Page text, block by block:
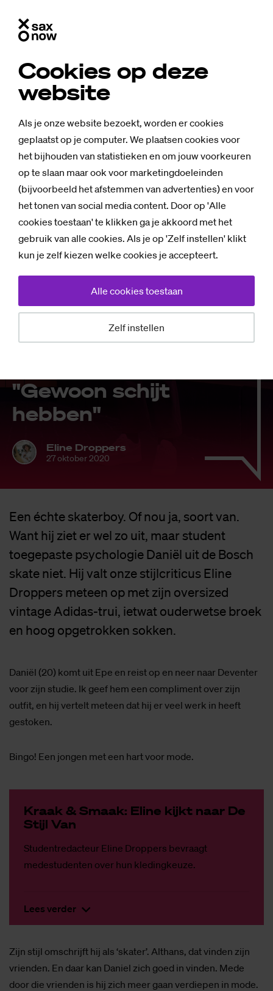
Cookies op deze
website
Als je onze website bezoekt, worden er cookies
geplaatst op je computer. We plaatsen cookies voor
het bijhouden van statistieken en om jouw voorkeuren
op te slaan maar ook voor marketingdoeleinden
(bijvoorbeeld het afstemmen van advertenties) en voor
het tonen van social media content. Door op 'Alle
cookies toestaan' te klikken ga je akkoord met het
gebruik van alle cookies. Als je op 'Zelf instellen' klikt
kun je zelf kiezen welke cookies je accepteert.
Zelf instellen
Alle cookies toestaan
Mensen
De stijl van Da­
"Ge­woon schijt
heb­ben"
Eline Droppers
27 oktober 2020
Een échte skaterboy. Of nou ja, soort van.
Want hij ziet er wel zo uit, maar student
toegepaste psychologie Daniël uit de Bosch
skate niet. Hij valt onze stijlcriticus Eline
Droppers meteen op met zijn oversized
vintage Adidas-trui, ietwat ouderwetse broek
en hoog opgetrokken sokken.
Daniël (20) komt uit Epe en reist op en neer naar Deventer
voor zijn studie. Ik geef hem een compliment over zijn
outfit, en hij vertelt meteen dat hij er veel werk in heeft
gestoken.
Bingo! Een jongen met een hart voor mode.
Kraak & Smaak: Eli­ne kijkt naar De
Stijl Van
Studentredacteur Eline Droppers bevraagt
medestudenten over hun kledingkeuze.
Lees verder
Zijn stijl omschrijft hij als ‘skater’. Althans, dat vinden zijn
vrienden. En daar kan Daniel zich goed in vinden. Mede
door die vrienden is hij zich meer gaan verdiepen in mode.